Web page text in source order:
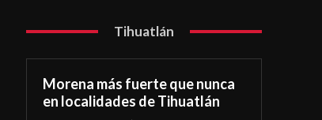
Tihuatlán
Morena más fuerte que nunca
en localidades de Tihuatlán